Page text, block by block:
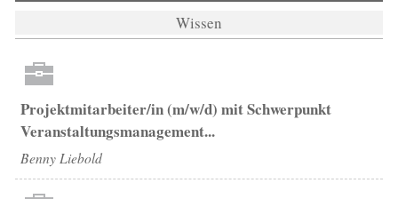
Wissen
Projektmitarbeiter/in (m/w/d) mit Schwerpunkt
Veranstaltungsmanagement...
Benny Liebold